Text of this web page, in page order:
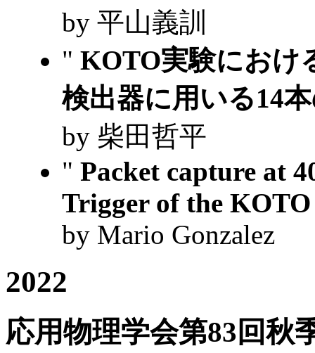
by 平山義訓
" KOTO実験におけ
検出器に用いる14
by 柴田哲平
" Packet capture at
Trigger of the
by Mario Gonzalez
2022
応用物理学会第83回秋